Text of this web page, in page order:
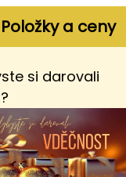
Položky a ceny
si darovali